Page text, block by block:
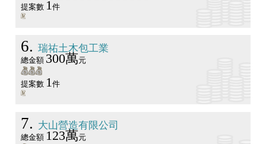
提案數 1件
6 瑞祐土木包工業
總金額 300萬元
提案數 1件
7 大山營造有限公司
總金額 123萬元